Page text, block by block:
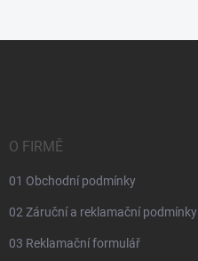
O FIRMĚ
01 Obchodní podmínky
02 Záruční a reklamační podmínky
03 Reklamační formulář